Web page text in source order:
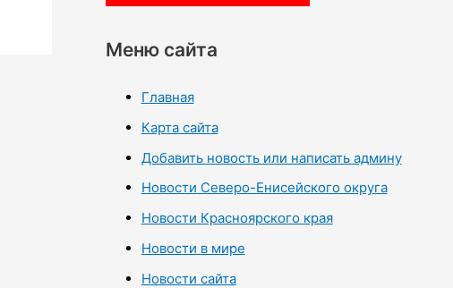
Меню сайта
Главная
Карта сайта
Добавить новость или написать админу
Новости Северо-Енисейского округа
Новости Красноярского края
Новости в мире
Новости сайта